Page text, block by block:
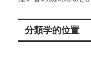
分類学的位置